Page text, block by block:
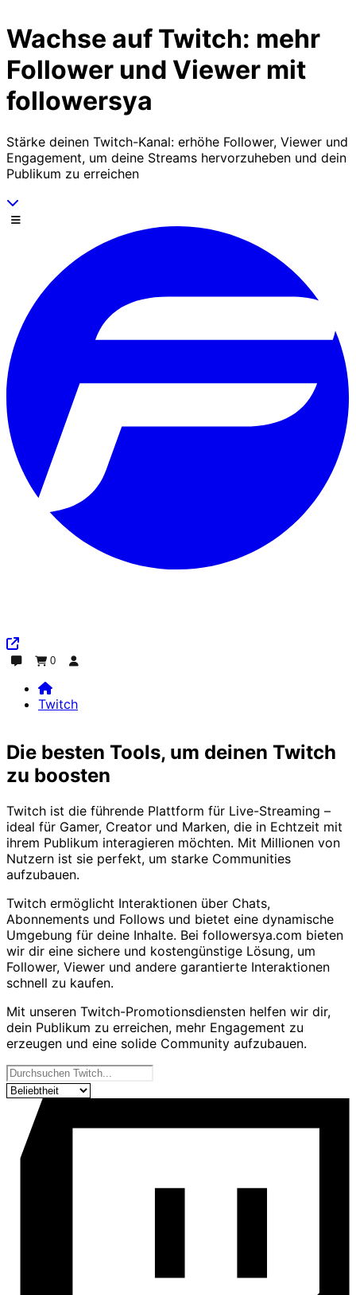
Wachse auf Twitch: mehr
Follower und Viewer mit
followersya
Stärke deinen Twitch-Kanal: erhöhe Follower, Viewer und
Engagement, um deine Streams hervorzuheben und dein
Publikum zu erreichen
Scrolle nach unten
0
Twitch
Twitch
Die besten Tools, um deinen Twitch
zu boosten
Twitch ist die führende Plattform für Live-Streaming –
ideal für Gamer, Creator und Marken, die in Echtzeit mit
ihrem Publikum interagieren möchten. Mit Millionen von
Nutzern ist sie perfekt, um starke Communities
aufzubauen.
Twitch ermöglicht Interaktionen über Chats,
Abonnements und Follows und bietet eine dynamische
Umgebung für deine Inhalte. Bei followersya.com bieten
wir dir eine sichere und kostengünstige Lösung, um
Follower, Viewer und andere garantierte Interaktionen
schnell zu kaufen.
Mit unseren Twitch-Promotionsdiensten helfen wir dir,
dein Publikum zu erreichen, mehr Engagement zu
erzeugen und eine solide Community aufzubauen.
Unsere services
Produkte sortieren